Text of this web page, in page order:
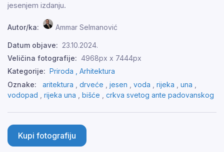
jesenjem izdanju.
Autor/ka: Ammar Selmanović
Datum objave: 23.10.2024.
Veličina fotografije: 4968px x 7444px
Kategorije: Priroda , Arhitektura
Oznake:
aritektura drveće jesen voda rijeka una
vodopad
rijeka una bišće crkva svetog ante padovanskog
Kupi fotografiju